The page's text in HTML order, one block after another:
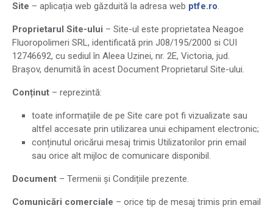
Site – aplicația web găzduită la adresa web ptfe.ro.
Proprietarul Site-ului – Site-ul este proprietatea Neagoe
Fluoropolimeri SRL, identificată prin J08/195/2000 si CUI
12746692, cu sediul în Aleea Uzinei, nr. 2E, Victoria, jud.
Brașov, denumită în acest Document Proprietarul Site-ului.
Conținut – reprezintă:
toate informațiile de pe Site care pot fi vizualizate sau
altfel accesate prin utilizarea unui echipament electronic;
conținutul oricărui mesaj trimis Utilizatorilor prin email
sau orice alt mijloc de comunicare disponibil.
Document – Termenii și Condițiile prezente.
Comunicări comerciale – orice tip de mesaj trimis prin email